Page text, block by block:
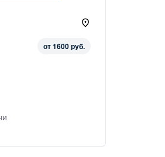
от 1600 руб.